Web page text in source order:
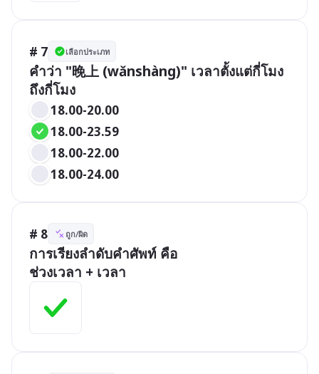
# 7 เลือกประเภท
คำว่า "晚上 (wǎnshàng)" เวลาตั้งแต่กี่โมง
ถึงกี่โมง
18.00-20.00
18.00-23.59
18.00-22.00
18.00-24.00
# 8 ถูก/ผิด
การเรียงลำดับคำศัพท์ คือ
ช่วงเวลา + เวลา